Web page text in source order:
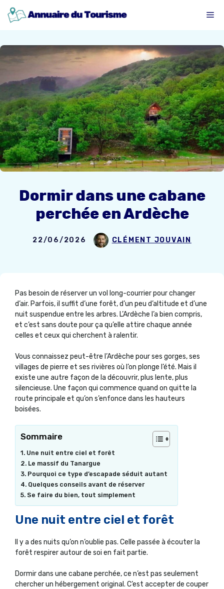
contenu
Dormir dans une cabane
perchée en Ardèche
22/06/2026 CLÉMENT JOUVAIN
Pas besoin de réserver un vol long-courrier pour changer
d’air. Parfois, il suffit d’une forêt, d’un peu d’altitude et d’une
nuit suspendue entre les arbres. L’Ardèche l’a bien compris,
et c’est sans doute pour ça qu’elle attire chaque année
celles et ceux qui cherchent à ralentir.
Vous connaissez peut-être l’Ardèche pour ses gorges, ses
villages de pierre et ses rivières où l’on plonge l’été. Mais il
existe une autre façon de la découvrir, plus lente, plus
silencieuse. Une façon qui commence quand on quitte la
route principale et qu’on s’enfonce dans les hauteurs
boisées.
Sommaire
Une nuit entre ciel et forêt
Le massif du Tanargue
Pourquoi ce type d’escapade séduit autant
Quelques conseils avant de réserver
Se faire du bien, tout simplement
Une nuit entre ciel et forêt
Il y a des nuits qu’on n’oublie pas. Celle passée à écouter la
forêt respirer autour de soi en fait partie.
Dormir dans une cabane perchée, ce n’est pas seulement
chercher un hébergement original. C’est accepter de couper